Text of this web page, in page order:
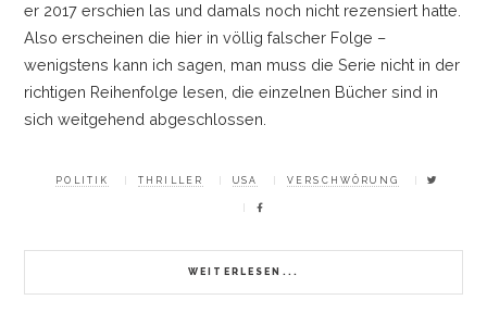
er 2017 erschien las und damals noch nicht rezensiert hatte.
Also erscheinen die hier in völlig falscher Folge –
wenigstens kann ich sagen, man muss die Serie nicht in der
richtigen Reihenfolge lesen, die einzelnen Bücher sind in
sich weitgehend abgeschlossen.
WEITERLESEN...
POLITIK THRILLER USA VERSCHWÖRUNG